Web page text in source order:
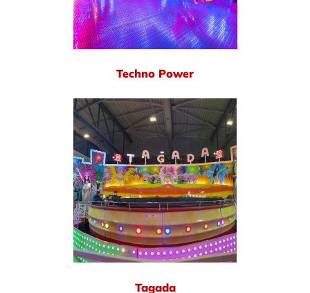
Techno Power
Tagada